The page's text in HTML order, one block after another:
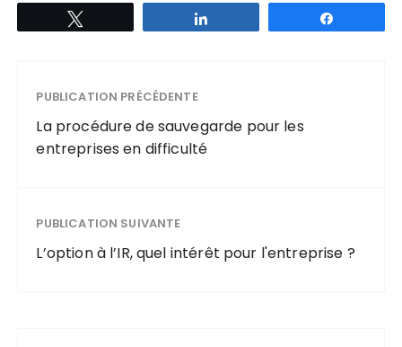
PUBLICATION PRÉCÉDENTE
La procédure de sauvegarde pour les
entreprises en difficulté
PUBLICATION SUIVANTE
L’option à l’IR, quel intérêt pour l'entreprise ?